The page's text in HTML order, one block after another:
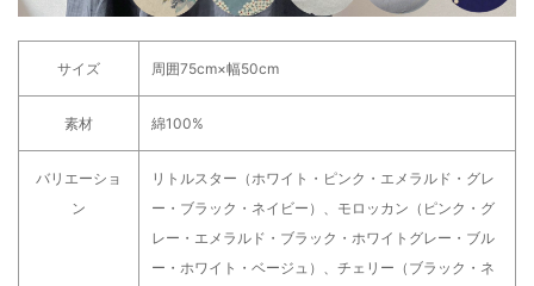
サイズ 周囲75cm×幅50cm
素材 綿100%
バリエーショ
ン
リトルスター（ホワイト・ピンク・エメラルド・グレ
ー・ブラック・ネイビー）、モロッカン（ピンク・グ
レー・エメラルド・ブラック・ホワイトグレー・ブル
ー・ホワイト・ベージュ）、チェリー（ブラック・ネ